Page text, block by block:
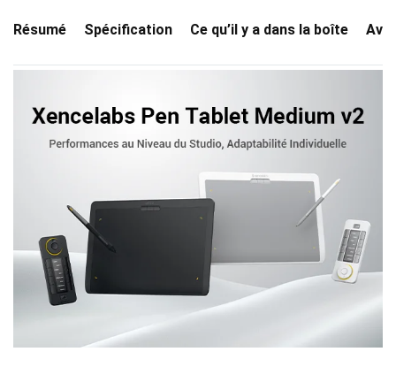
Résumé Spécification Ce qu’il y a dans la boîte